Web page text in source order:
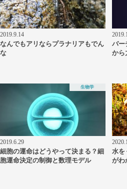
2019.9.14
なんでもアリならプラナリアもでん
な
バー
から
生物学
2019.6.29
細胞の運命はどうやって決まる？細
胞運命決定の制御と数理モデル
水を
がわ